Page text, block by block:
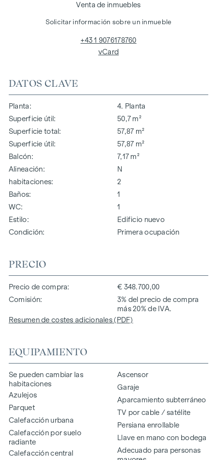
DATOS CLAVE
Planta
4. Planta
Superficie útil
50,7 m²
Superficie total
57,87 m²
Superficie útil
57,87 m²
Balcón
7,17 m²
Alineación
N
habitaciones
2
Baños
1
WC
1
Estilo
Edificio nuevo
Condición
Primera ocupación
PRECIO
Precio de compra
€ 348.700,00
Comisión
3% del precio de compra
más 20% de IVA.
Resumen de costes adicionales (PDF)
EQUIPAMIENTO
Se pueden cambiar las
habitaciones
Azulejos
Parquet
Calefacción urbana
Calefacción por suelo
radiante
Calefacción central
Ascensor
Garaje
Aparcamiento subterráneo
TV por cable / satélite
Persiana enrollable
Llave en mano con bodega
Adecuado para personas
Venta de inmuebles
Solicitar información sobre un inmueble
+43 1 9076178760
vCard